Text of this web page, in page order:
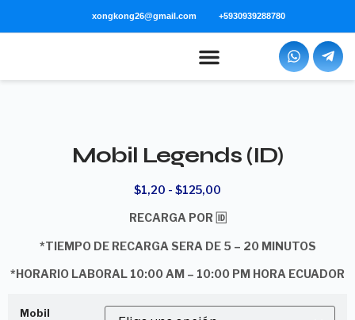
xongkong26@gmail.com +5930939288780
Mobil Legends (ID)
$1,20 - $125,00
RECARGA POR 🆔
*TIEMPO DE RECARGA SERA DE 5 – 20 MINUTOS
*HORARIO LABORAL 10:00 AM – 10:00 PM HORA ECUADOR
Mobil